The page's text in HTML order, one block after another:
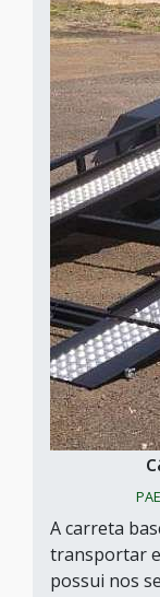
A carreta
transportar
possui nos